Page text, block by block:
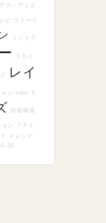
デス・デュエ
ビ ストーリ
ミシック
スカミ
レイ
ン valo キ
武器構成
ョン
スナイ
トレンド
30